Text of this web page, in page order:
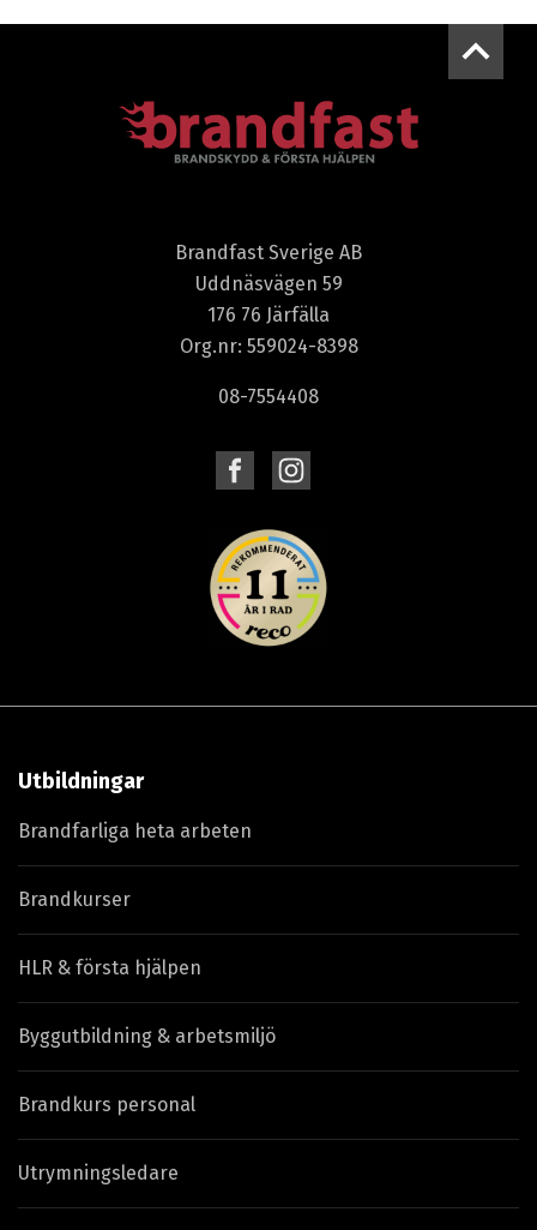
Brandfast Sverige AB
Uddnäsvägen 59
176 76 Järfälla
Org.nr: 559024-8398
08-7554408
Utbildningar
Brandfarliga heta arbeten
Brandkurser
HLR & första hjälpen
Byggutbildning & arbetsmiljö
Brandkurs personal
Utrymningsledare